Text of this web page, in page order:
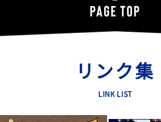
PAGE TOP
リンク集
LINK LIST